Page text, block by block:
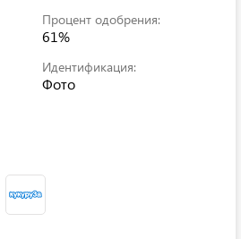
Процент одобрения:
61%
Идентификация:
Фото